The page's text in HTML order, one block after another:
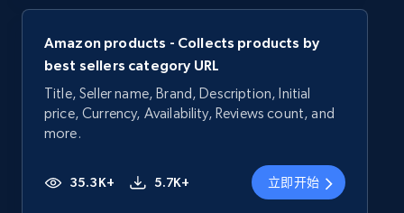
Amazon products - Collects products by
best sellers category URL
Title, Seller name, Brand, Description, Initial
price, Currency, Availability, Reviews count, and
more.
35.3K+ 5.7K+ 立即开始